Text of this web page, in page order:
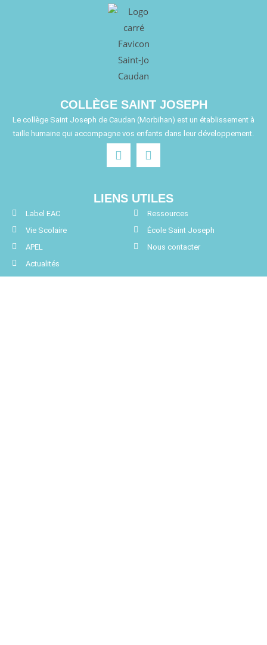
COLLÈGE SAINT JOSEPH
Le collège Saint Joseph de Caudan (Morbihan) est un établissement à
taille humaine qui accompagne vos enfants dans leur développement.
LIENS UTILES
Label EAC
Vie Scolaire
APEL
Actualités
Ressources
École Saint Joseph
Nous contacter